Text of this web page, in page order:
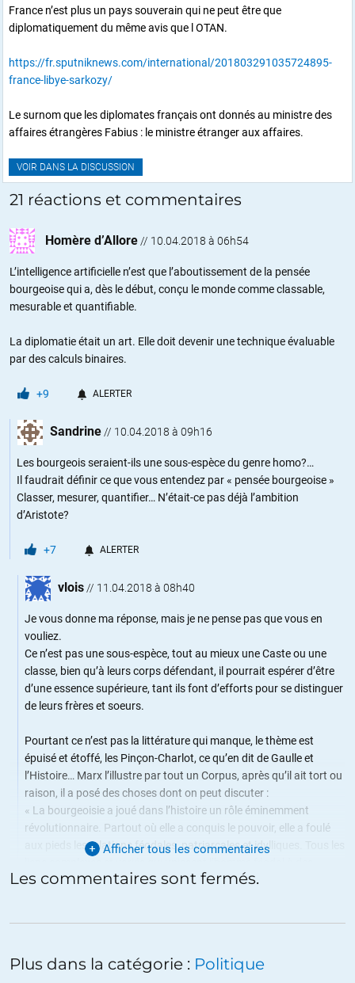
France n’est plus un pays souverain qui ne peut être que
diplomatiquement du même avis que l OTAN.
https://fr.sputniknews.com/international/201803291035724895-
france-libye-sarkozy/
Le surnom que les diplomates français ont donnés au ministre des
affaires étrangères Fabius : le ministre étranger aux affaires.
VOIR DANS LA DISCUSSION
21 réactions et commentaires
Homère d’Allore // 10.04.2018 à 06h54
L’intelligence artificielle n’est que l’aboutissement de la pensée
bourgeoise qui a, dès le début, conçu le monde comme classable,
mesurable et quantifiable.
La diplomatie était un art. Elle doit devenir une technique évaluable
par des calculs binaires.
+9 ALERTER
Sandrine // 10.04.2018 à 09h16
Les bourgeois seraient-ils une sous-espèce du genre homo?…
Il faudrait définir ce que vous entendez par « pensée bourgeoise »
Classer, mesurer, quantifier… N’était-ce pas déjà l’ambition
d’Aristote?
+7 ALERTER
vlois // 11.04.2018 à 08h40
Je vous donne ma réponse, mais je ne pense pas que vous en
vouliez.
Ce n’est pas une sous-espèce, tout au mieux une Caste ou une
classe, bien qu’à leurs corps défendant, il pourrait espérer d’être
d’une essence supérieure, tant ils font d’efforts pour se distinguer
de leurs frères et soeurs.
Pourtant ce n’est pas la littérature qui manque, le thème est
épuisé et étoffé, les Pinçon-Charlot, ce qu’en dit de Gaulle et
l’Histoire… Marx l’illustre par tout un Corpus, après qu’il ait tort ou
raison, il a posé des choses dont on peut discuter :
« La bourgeoisie a joué dans l’histoire un rôle éminemment
révolutionnaire. Partout où elle a conquis le pouvoir, elle a foulé
aux pieds les relations féodales, patriarcales et idylliques. Tous les
supérieurs naturels, elle les as brisés sans pitié pour ne laisser
eaux glacées du calcul égoïste. Elle a fait de la dignité personnelle
Afficher tous les commentaires
Les commentaires sont fermés.
Plus dans la catégorie : Politique